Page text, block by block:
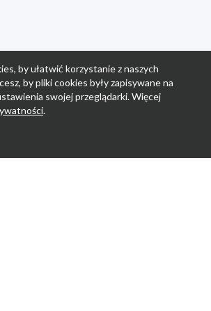
by ułatwić korzystanie z naszych
by pliki cookies były zapisywane na
swojej przeglądarki. Więcej
.